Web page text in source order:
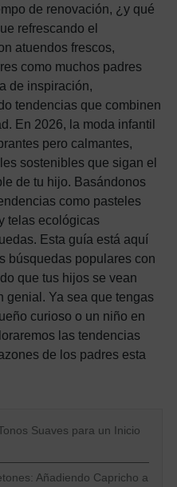
de renovación, ¿y qué
refrescando el
atuendos frescos,
como muchos padres
de inspiración,
tendencias que combinen
En 2026, la moda infantil
pero calmantes,
sostenibles que sigan el
de tu hijo. Basándonos
como pasteles
telas ecológicas
Esta guía está aquí
búsquedas populares con
que tus hijos se vean
genial. Ya sea que tengas
curioso o un niño en
las tendencias
de los padres esta
Suaves para un Inicio
Añadiendo Capricho a